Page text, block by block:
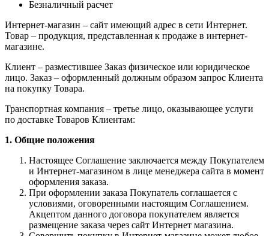
Безналичный расчет
Интернет-магазин – сайт имеющий адрес в сети Интернет.
Товар – продукция, представленная к продаже в интернет-
магазине.
Клиент – разместившее Заказ физическое или юридическое
лицо. Заказ – оформленный должным образом запрос Клиента
на покупку Товара.
Транспортная компания – третье лицо, оказывающее услуги
по доставке Товаров Клиентам:
1. Общие положения
Настоящее Соглашение заключается между Покупателем
и Интернет-магазином в лице менеджера сайта в момент
оформления заказа.
При оформлении заказа Покупатель соглашается с
условиями, оговоренными настоящим Соглашением.
Акцептом данного договора покупателем является
размещение заказа через сайт Интернет магазина.